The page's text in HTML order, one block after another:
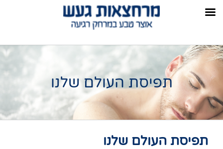
תפיסת העולם שלנו
תפיסת העולם שלנו